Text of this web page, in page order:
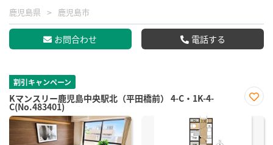
鹿児島県 鹿児島市
お問合わせ 電話する
割引キャンペーン
Kマンスリー鹿児島中央駅北（平田橋前） 4-C・1K-4-
C(No.483401)
に入